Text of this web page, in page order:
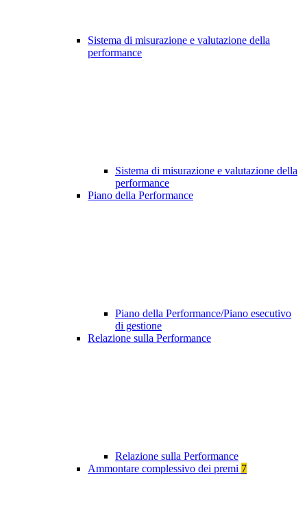
Sistema di misurazione e valutazione della
performance
Sistema di misurazione e valutazione della
performance
Piano della Performance
Piano della Performance/Piano esecutivo
di gestione
Relazione sulla Performance
Relazione sulla Performance
Ammontare complessivo dei premi 7